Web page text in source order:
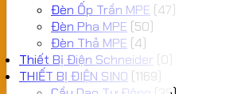
Đèn Ốp Trần MPE (47)
Đèn Pha MPE (50)
Đèn Thả MPE (4)
Thiết Bị Điện Schneider (0)
THIẾT BỊ ĐIỆN SINO (1169)